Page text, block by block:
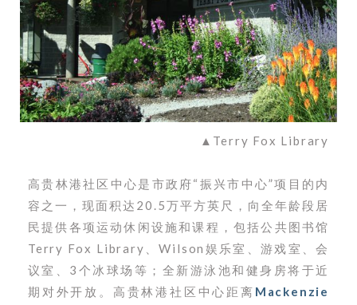
▲Terry Fox Library
高贵林港社区中心是市政府“振兴市中心”项目的内
容之一，现面积达20.5万平方英尺，向全年龄段居
民提供各项运动休闲设施和课程，包括公共图书馆
Terry Fox Library、Wilson娱乐室、游戏室、会
议室、3个冰球场等；全新游泳池和健身房将于近
期对外开放。 高贵林港社区中心距离 Mackenzie